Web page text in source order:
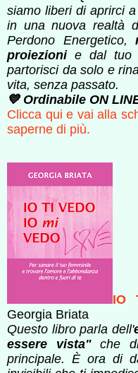
siamo liberi di aprirci
in una nuova realtà
Perdono Energetico,
proiezionie dal tuo
partorisci da solo e
vita, senza passato.
💙 Ordinabile ON
Clicca qui e vai alla
saperne di più.
IO
Georgia Briata
Questo libro parla dell'
essere vista" che
principale. È ora di